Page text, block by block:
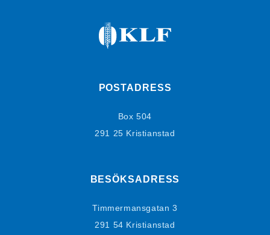
POSTADRESS
Box 504
291 25 Kristianstad
BESÖKSADRESS
Timmermansgatan 3
291 54 Kristianstad